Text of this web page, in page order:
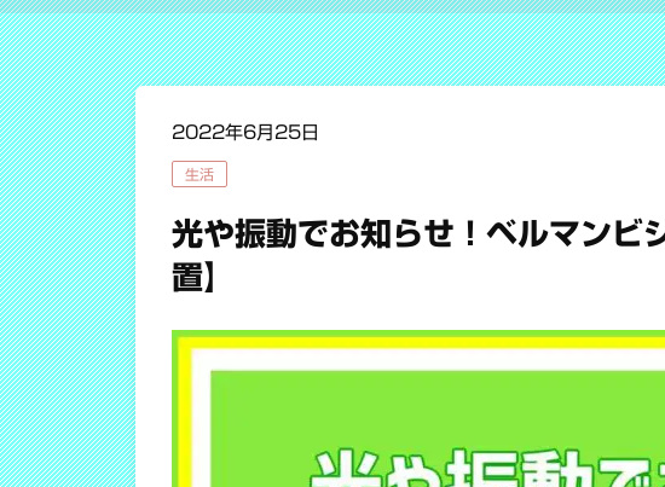
2022年6月25日
生活
光や振動でお知らせ！ベルマンビ
置】